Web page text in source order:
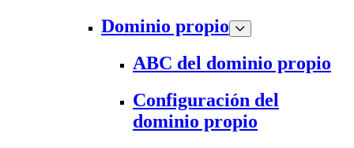
Dominio propio
ABC del dominio propio
Configuración del
dominio propio